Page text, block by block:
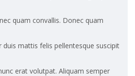
quam convallis. Donec quam
mattis felis pellentesque suscipit
erat volutpat. Aliquam semper